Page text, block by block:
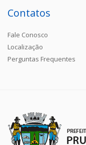
Contatos
Fale Conosco
Localização
Perguntas Frequentes